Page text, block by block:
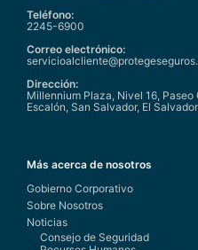
Teléfono:
2245-6900
Correo electrónico:
Dirección:
Millennium Plaza, Nivel 16,
Escalón, San Salvador, El Salvador
Más acerca de nosotros
Gobierno Corporativo
Sobre Nosotros
Noticias
Consejo de Seguridad